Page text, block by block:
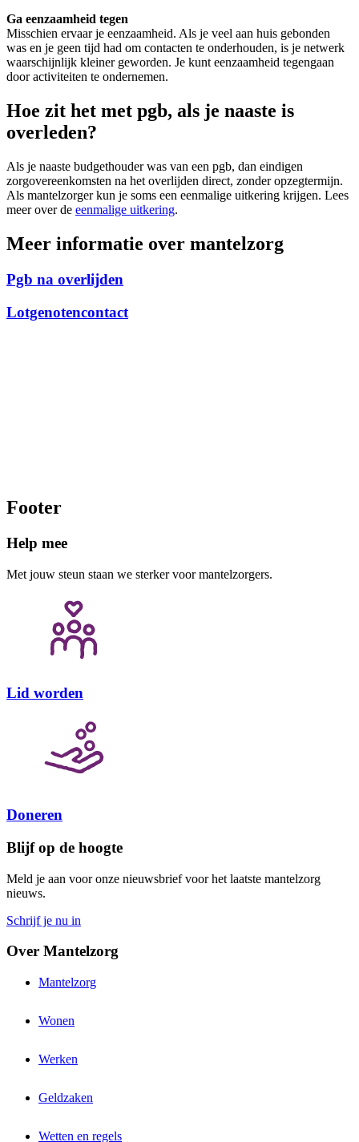
Ga eenzaamheid tegen
Misschien ervaar je eenzaamheid. Als je veel aan huis gebonden
was en je geen tijd had om contacten te onderhouden, is je netwerk
waarschijnlijk kleiner geworden. Je kunt eenzaamheid tegengaan
door activiteiten te ondernemen.
Hoe zit het met pgb, als je naaste is
overleden?
Als je naaste budgethouder was van een pgb, dan eindigen
zorgovereenkomsten na het overlijden direct, zonder opzegtermijn.
Als mantelzorger kun je soms een eenmalige uitkering krijgen. Lees
meer over de eenmalige uitkering.
Meer informatie over mantelzorg
Pgb na overlijden
Lotgenotencontact
Footer
Help mee
Met jouw steun staan we sterker voor mantelzorgers.
Lid worden
Doneren
Blijf op de hoogte
Meld je aan voor onze nieuwsbrief voor het laatste mantelzorg
nieuws.
Schrijf je nu in
Over Mantelzorg
Mantelzorg
Wonen
Werken
Geldzaken
Wetten en regels